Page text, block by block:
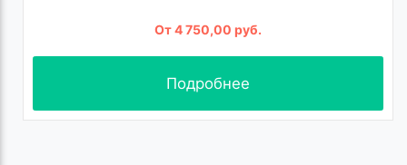
От 4 750,00 руб.
Подробнее